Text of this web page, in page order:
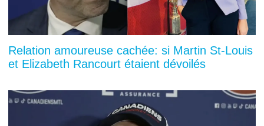
Relation amoureuse cachée: si Martin St-Louis
et Elizabeth Rancourt étaient dévoilés